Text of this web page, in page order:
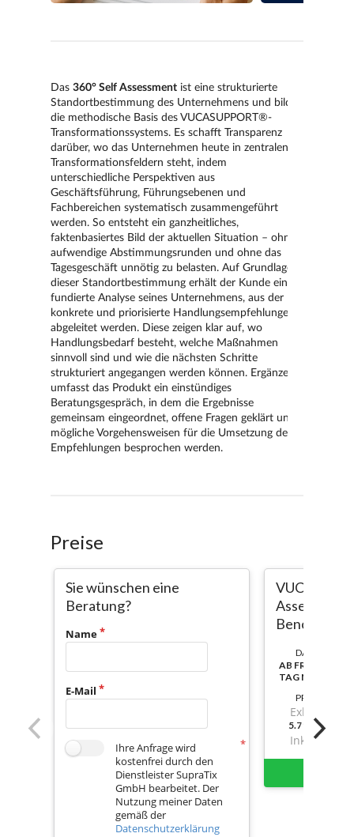
Preise
Sie wünschen eine
Beratung?
Name
E-Mail
Ihre Anfrage wird
kostenfrei durch den
Dienstleister SupraTix
GmbH bearbeitet. Der
Nutzung meiner Daten
gemäß der
Datenschutzerklärung
Assessment
Benchmark
DAUER:
AB
TAG NUTZBAR
PREIS
Exkl. Mwst.
Inkl. Mwst.